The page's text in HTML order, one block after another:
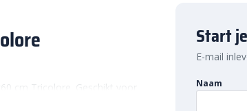
cm Tricolore. Geschikt voor
aan afscheidingen in
Start
E-mail
Naam